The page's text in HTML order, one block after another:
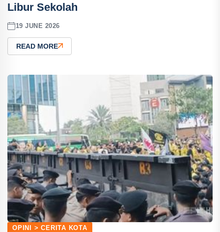
Libur Sekolah
19 JUNE 2026
READ MORE
OPINI > CERITA KOTA